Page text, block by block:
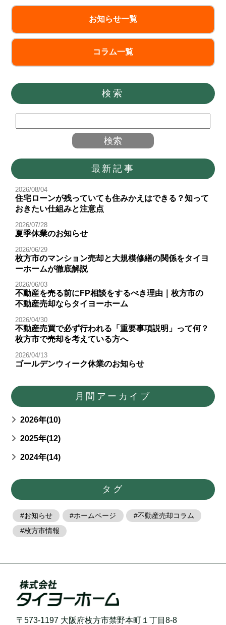
お知らせ一覧
コラム一覧
検索
最新記事
2026/08/04
住宅ローンが残っていても住みかえはできる？知って
おきたい仕組みと注意点
2026/07/28
夏季休業のお知らせ
2026/06/29
枚方市のマンション売却と大規模修繕の関係をタイヨ
ーホームが徹底解説
2026/06/03
不動産を売る前にFP相談をするべき理由｜枚方市の
不動産売却ならタイヨーホーム
2026/04/30
不動産売買で必ず行われる「重要事項説明」って何？
枚方市で売却を考えている方へ
2026/04/13
ゴールデンウィーク休業のお知らせ
月間アーカイブ
2026年(10)
2025年(12)
2024年(14)
タグ
お知らせ ホームページ
不動産売却コラム
枚方市情報
〒573-1197 大阪府枚方市禁野本町１丁目8-8